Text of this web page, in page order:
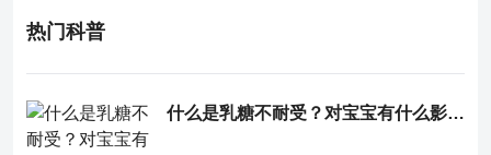
热门科普
什么是乳糖不耐受？对宝宝有什么影响？